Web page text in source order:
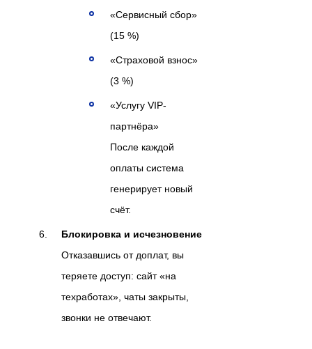
«Сервисный сбор»
(15 %)
«Страховой взнос»
(3 %)
«Услугу VIP-
партнёра»
После каждой
оплаты система
генерирует новый
счёт.
Блокировка и исчезновение
Отказавшись от доплат, вы
теряете доступ: сайт «на
техработах», чаты закрыты,
звонки не отвечают.